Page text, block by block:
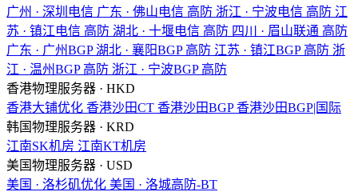
广州 · 深圳电信 广东 · 佛山电信 高防 浙江 · 宁波电信 高防 江
苏 · 镇江电信 高防 湖北 · 十堰电信 高防 四川 · 眉山联通 高防
广东 · 广州BGP 湖北 · 襄阳BGP 高防 江苏 · 镇江BGP 高防 浙
江 · 温州BGP 高防 浙江 · 宁波BGP 高防
香港物理服务器 · HKD
香港大铺优化 香港沙田CT 香港沙田BGP 香港沙田BGP|国际
韩国物理服务器 · KRD
江南SK机房 江南KT机房
美国物理服务器 · USD
美国 · 洛杉矶优化 美国 · 洛城高防-BT